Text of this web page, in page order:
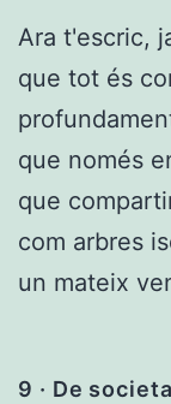
Ara t'escric,
que tot és
que només
que
com arbres
un mateix
9 · De